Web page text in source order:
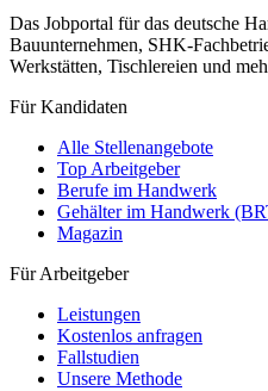
Das Jobportal für das deutsche
Bauunternehmen, SHK-
Werkstätten, Tischlereien und
Für Kandidaten
Alle Stellenangebote
Top Arbeitgeber
Berufe im Handwerk
Gehälter im Handwerk
Magazin
Für Arbeitgeber
Leistungen
Kostenlos anfragen
Fallstudien
Unsere Methode